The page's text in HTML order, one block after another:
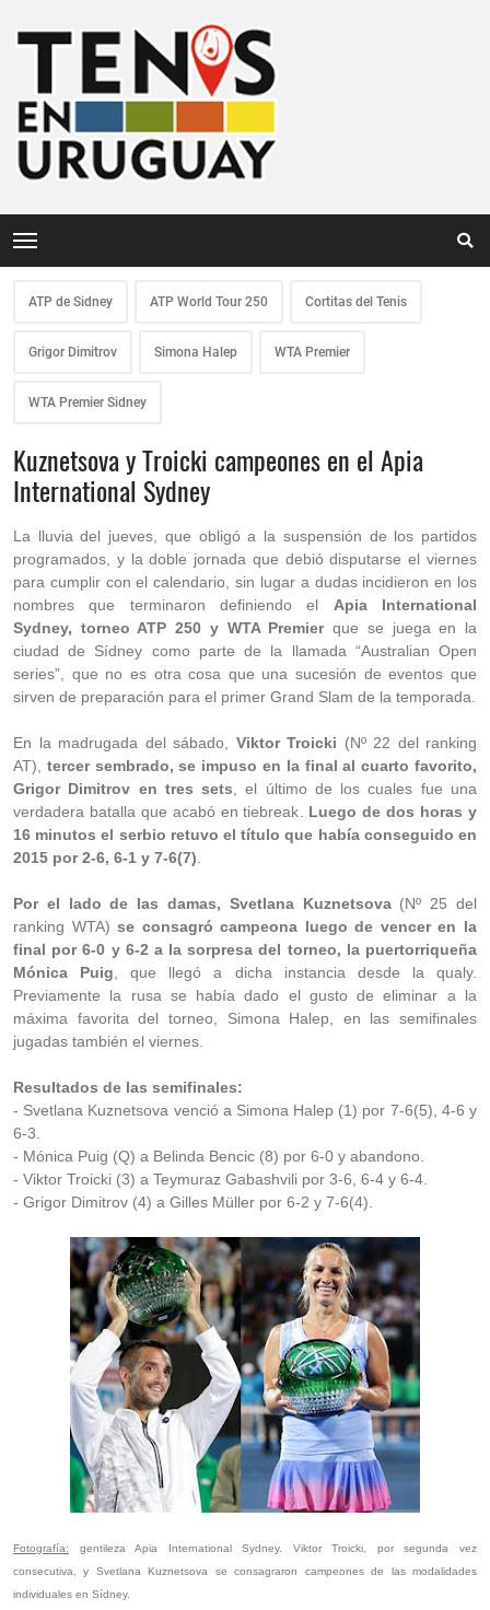
ATP de Sidney ATP World Tour 250 Cortitas del Tenis
Grigor Dimitrov Simona Halep WTA Premier
WTA Premier Sidney
Kuznetsova y Troicki campeones en el Apia
International Sydney
La lluvia del jueves, que obligó a la suspensión de los partidos
programados, y la doble jornada que debió disputarse el viernes
para cumplir con el calendario, sin lugar a dudas incidieron en los
nombres que terminaron definiendo el Apia International
Sydney, torneo ATP 250 y WTA Premierque se juega en la
ciudad de Sídney como parte de la llamada “Australian Open
series”, que no es otra cosa que una sucesión de eventos que
sirven de preparación para el primer Grand Slam de la temporada.
En la madrugada del sábado, Viktor Troicki (Nº 22 del ranking
AT), tercer sembrado, se impuso en la final al cuarto favorito,
Grigor Dimitrov en tres sets , el último de los cuales fue una
verdadera batalla que acabó en tiebreak. Luego de dos horas y
16 minutos el serbio retuvo el título que había conseguido en
2015 por 2-6, 6-1 y 7-6(7)
Por el lado de las damas, Svetlana Kuznetsova(Nº 25 del
ranking WTA)se consagró campeona luego de vencer en la
final por 6-0 y 6-2 a la sorpresa del torneo, la puertorriqueña
Mónica Puig , que llegó a dicha instancia desde la qualy.
Previamente la rusa se había dado el gusto de eliminar a la
máxima favorita del torneo, Simona Halep, en las semifinales
jugadas también el viernes.
Resultados de las semifinales:
- Svetlana Kuznetsova venció a Simona Halep (1) por 7-6(5), 4-6 y
6-3.
- Mónica Puig (Q) a Belinda Bencic (8) por 6-0 y abandono.
- Viktor Troicki (3) a Teymuraz Gabashvili por 3-6, 6-4 y 6-4.
- Grigor Dimitrov (4) a Gilles Müller por 6-2 y 7-6(4).
Fotografía: gentileza Apia International Sydney. Viktor Troicki, por segunda vez
consecutiva, y Svetlana Kuznetsova se consagraron campeones de las modalidades
individuales en Sídney.